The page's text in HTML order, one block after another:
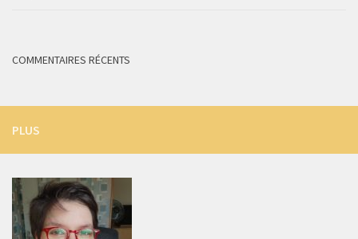
COMMENTAIRES RÉCENTS
PLUS